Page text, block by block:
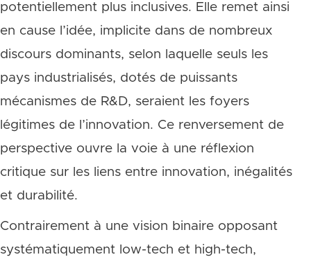
potentiellement plus inclusives. Elle remet ainsi
en cause l’idée, implicite dans de nombreux
discours dominants, selon laquelle seuls les
pays industrialisés, dotés de puissants
mécanismes de R&D, seraient les foyers
légitimes de l’innovation. Ce renversement de
perspective ouvre la voie à une réflexion
critique sur les liens entre innovation, inégalités
et durabilité.
Contrairement à une vision binaire opposant
systématiquement low-tech et high-tech,